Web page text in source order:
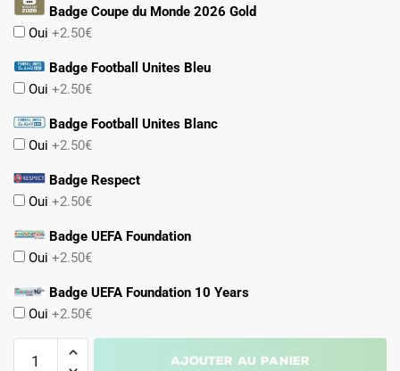
Badge Coupe du Monde 2026 Gold
Oui +2.50€
Badge Football Unites Bleu
Oui +2.50€
Badge Football Unites Blanc
Oui +2.50€
Badge Respect
Oui +2.50€
Badge UEFA Foundation
Oui +2.50€
Badge UEFA Foundation 10 Years
Oui +2.50€
Ajouter au panier